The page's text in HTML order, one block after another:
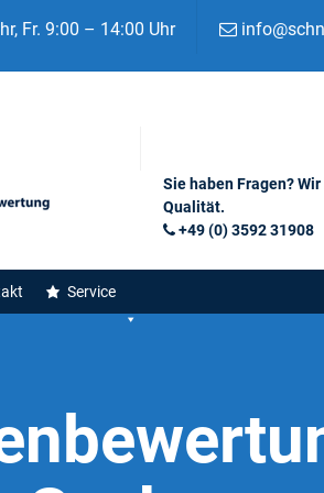
Fr. 9:00 – 14:00 Uhr
Sie haben Fragen?
Qualität.
+49 (0) 3592 31908
Service